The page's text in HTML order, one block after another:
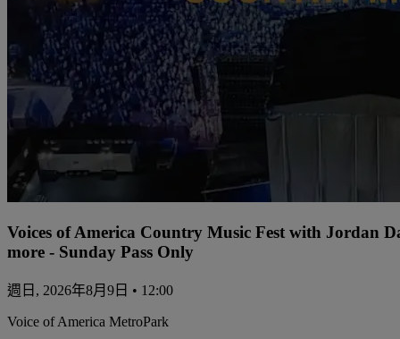
Voices of America Country Music Fest with Jordan
more - Sunday Pass Only
週日, 2026年8月9日 • 12:00
Voice of America MetroPark